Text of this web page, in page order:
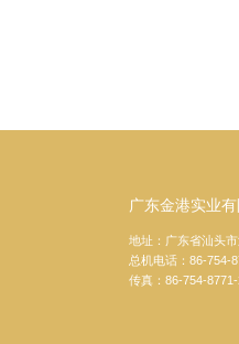
广东金港实业有
地址：广东省汕头
总机电话：86-754-
传真：86-754-